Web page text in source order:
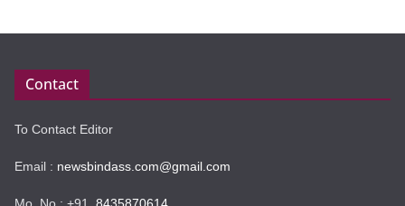
Contact
To Contact Editor
Email : newsbindass.com@gmail.com